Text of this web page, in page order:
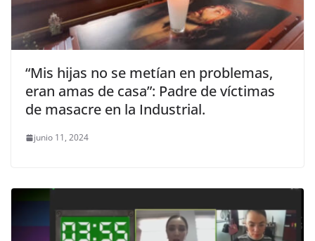
“Mis hijas no se metían en problemas,
eran amas de casa”: Padre de víctimas
de masacre en la Industrial.
junio 11, 2024